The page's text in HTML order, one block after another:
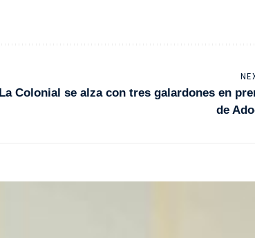
La Colonial se alza con tres galardones en
de